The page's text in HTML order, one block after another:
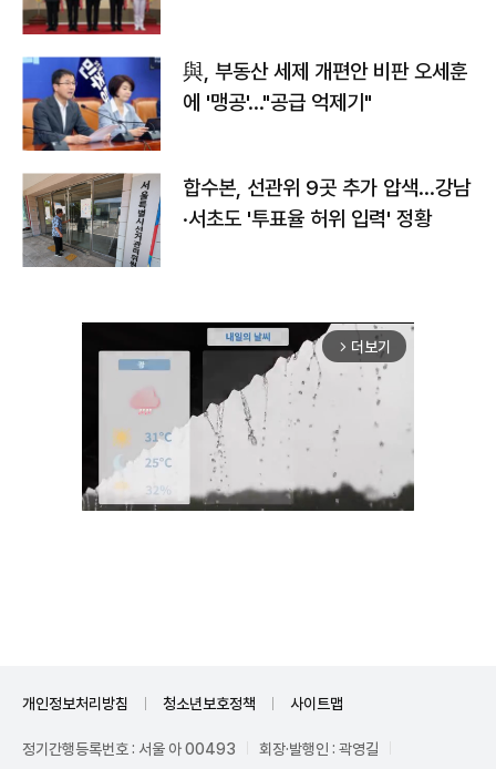
與, 부동산 세제 개편안 비판 오세훈
에 '맹공'…"공급 억제기"
합수본, 선관위 9곳 추가 압색…강남
·서초도 '투표율 허위 입력' 정황
arrow_forward_ios 더보기
개인정보처리방침 청소년보호정책 사이트맵
정기간행등록번호 : 서울 아 00493 회장·발행인 : 곽영길